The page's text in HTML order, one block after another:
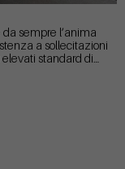
sempre l’anima
a sollecitazioni
standard di